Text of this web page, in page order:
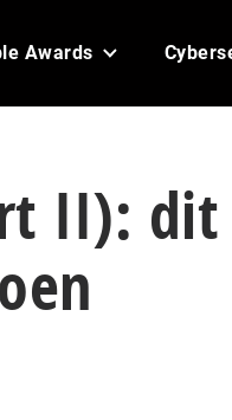
Awards
II): dit